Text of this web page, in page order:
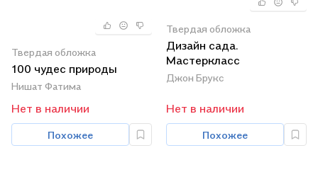
Твердая обложка
100 чудес природы
Нишат Фатима
Нет в наличии
Похожее
Твердая обложка
Дизайн сада.
Мастеркласс
Джон Брукс
Нет в наличии
Похожее